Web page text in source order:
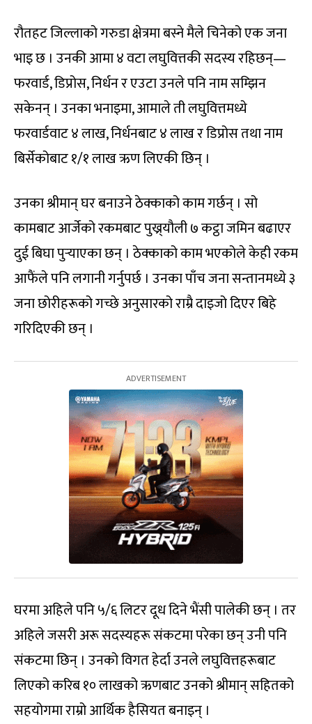
रौतहट जिल्लाको गरुडा क्षेत्रमा बस्ने मैले चिनेको एक जना
भाइ छ । उनकी आमा ४ वटा लघुवित्तकी सदस्य रहिछन्—
फरवार्ड, डिप्रोस, निर्धन र एउटा उनले पनि नाम सम्झिन
सकेनन् । उनका भनाइमा, आमाले ती लघुवित्तमध्ये
फरवार्डवाट ४ लाख, निर्धनबाट ४ लाख र डिप्रोस तथा नाम
बिर्सेकोबाट १/१ लाख ऋण लिएकी छिन् ।
उनका श्रीमान् घर बनाउने ठेक्काको काम गर्छन् । सो
कामबाट आर्जेको रकमबाट पुख्र्यौली ७ कट्ठा जमिन बढाएर
दुई बिघा पुर्‍याएका छन् । ठेक्काको काम भएकोले केही रकम
आफैंले पनि लगानी गर्नुपर्छ । उनका पाँच जना सन्तानमध्ये ३
जना छोरीहरूको गच्छे अनुसारको राम्रै दाइजो दिएर बिहे
गरिदिएकी छन् ।
घरमा अहिले पनि ५/६ लिटर दूध दिने भैंसी पालेकी छन् । तर
अहिले जसरी अरू सदस्यहरू संकटमा परेका छन् उनी पनि
संकटमा छिन् । उनको विगत हेर्दा उनले लघुवित्तहरूबाट
लिएको करिब १० लाखको ऋणबाट उनको श्रीमान् सहितको
सहयोगमा राम्रो आर्थिक हैसियत बनाइन् ।